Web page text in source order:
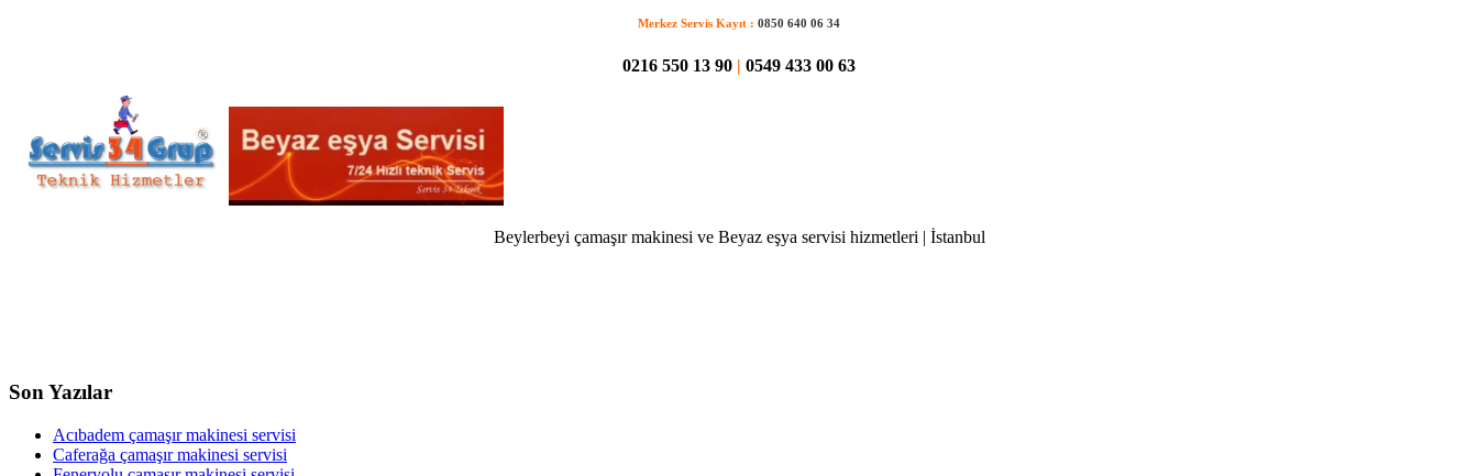
Merkez Servis Kayıt : 0850 640 06 34
0216 550 13 90 0549 433 00 63
Beylerbeyi çamaşır makinesi ve Beyaz eşya servisi hizmetleri | İstanbul
Son Yazılar
Acıbadem çamaşır makinesi servisi
Caferağa çamaşır makinesi servisi